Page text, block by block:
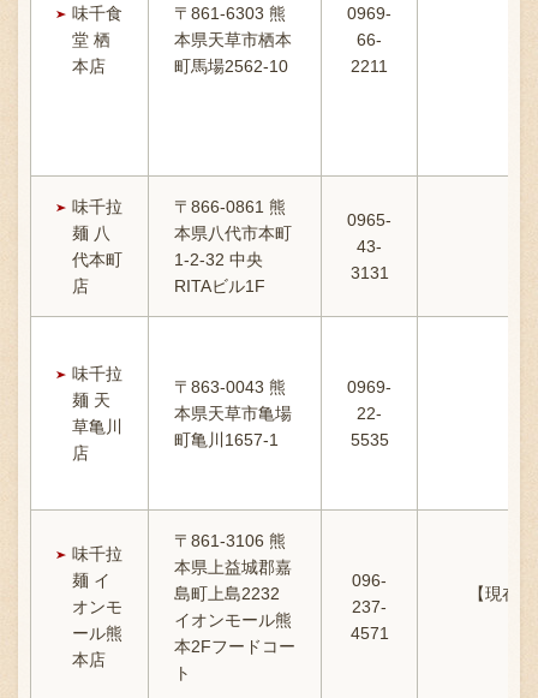
味千食
堂 栖
本店
〒861-6303 熊
本県天草市栖本
町馬場2562-10
0969-
66-
2211
味千拉
麺 八
代本町
店
〒866-0861 熊
本県八代市本町
1-2-32 中央
RITAビル1F
0965-
43-
3131
味千拉
麺 天
草亀川
店
〒863-0043 熊
本県天草市亀場
町亀川1657-1
0969-
22-
5535
味千拉
麺 イ
オンモ
ール熊
本店
〒861-3106 熊
本県上益城郡嘉
島町上島2232
イオンモール熊
本2Fフードコー
ト
096-
237-
4571
【現在